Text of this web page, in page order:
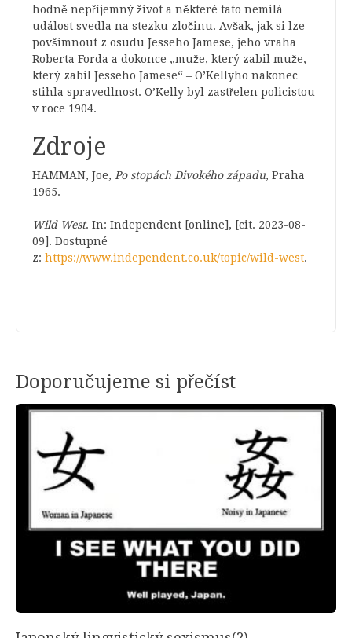
hodně nepříjemný život a některé tato nemilá
událost svedla na stezku zločinu. Avšak, jak si lze
povšimnout z osudu Jesseho Jamese, jeho vraha
Roberta Forda a dokonce „muže, který zabil muže,
který zabil Jesseho Jamese“ – O’Kellyho nakonec
stihla spravedlnost. O’Kelly byl zastřelen policistou
v roce 1904.
Zdroje
HAMMAN, Joe, Po stopách Divokého západu, Praha
1965.
Wild West. In: Independent [online], [cit. 2023-08-
09]. Dostupné
z: https://www.independent.co.uk/topic/wild-west.
Doporučujeme si přečíst